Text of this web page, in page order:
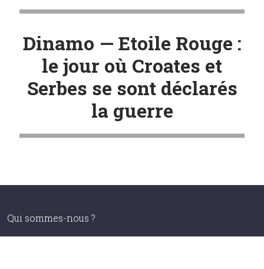
Dinamo — Etoile Rouge :
le jour où Croates et
Serbes se sont déclarés
la guerre
Qui sommes-nous ?